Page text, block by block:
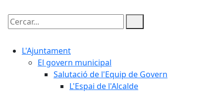
Cercar:
L'Ajuntament
El govern municipal
Salutació de l'Equip de Govern
L'Espai de l'Alcalde